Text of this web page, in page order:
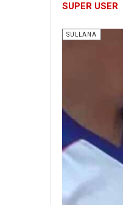
SUPER USER
SULLANA